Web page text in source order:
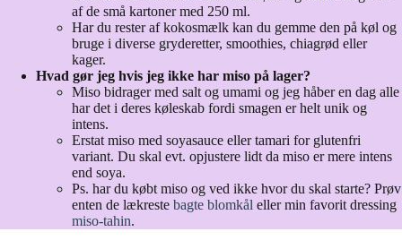
af de små kartoner med 250 ml.
Har du rester af kokosmælk kan du gemme den på køl og
bruge i diverse gryderetter, smoothies, chiagrød eller
kager.
Hvad gør jeg hvis jeg ikke har miso på lager?
Miso bidrager med salt og umami og jeg håber en dag alle
har det i deres køleskab fordi smagen er helt unik og
intens.
Erstat miso med soyasauce eller tamari for glutenfri
variant. Du skal evt. opjustere lidt da miso er mere intens
end soya.
Ps. har du købt miso og ved ikke hvor du skal starte? Prøv
enten de lækreste bagte blomkål eller min favorit dressing
miso-tahin.